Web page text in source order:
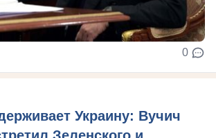
0
Украину: Вучич